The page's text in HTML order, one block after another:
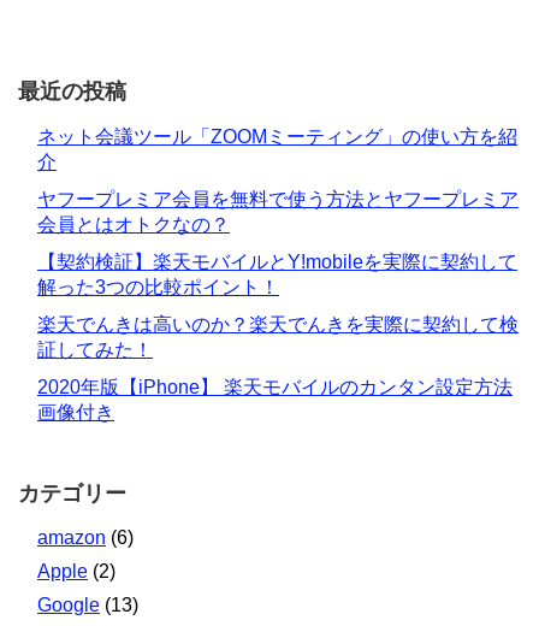
最近の投稿
ネット会議ツール「ZOOMミーティング」の使い方を紹
介
ヤフープレミア会員を無料で使う方法とヤフープレミア
会員とはオトクなの？
【契約検証】楽天モバイルとY!mobileを実際に契約して
解った3つの比較ポイント！
楽天でんきは高いのか？楽天でんきを実際に契約して検
証してみた！
2020年版【iPhone】 楽天モバイルのカンタン設定方法
画像付き
カテゴリー
amazon (6)
Apple (2)
Google (13)